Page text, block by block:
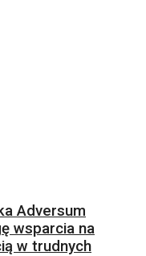
Adversum
wsparcia na
w trudnych